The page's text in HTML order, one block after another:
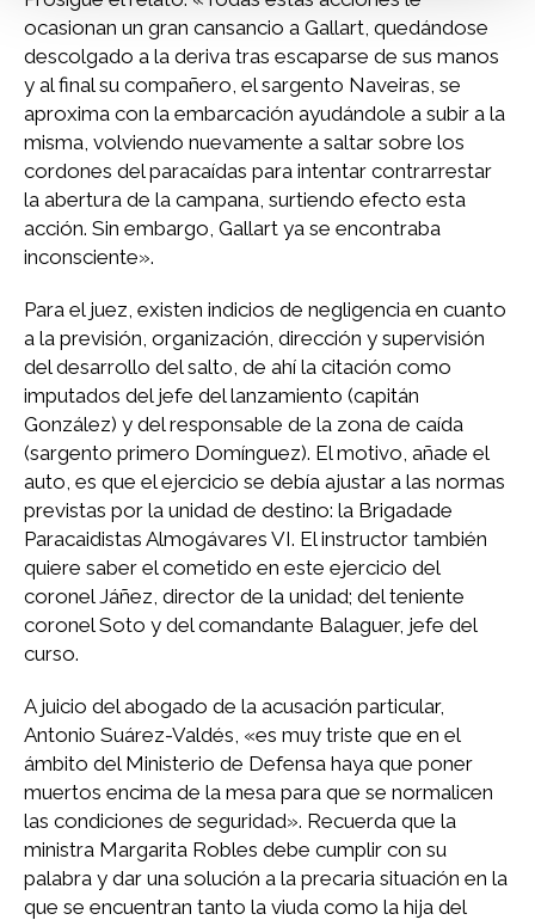
ocasionan un gran cansancio a Gallart, quedándose
descolgado a la deriva tras escaparse de sus manos
y al final su compañero, el sargento Naveiras, se
aproxima con la embarcación ayudándole a subir a la
misma, volviendo nuevamente a saltar sobre los
cordones del paracaídas para intentar contrarrestar
la abertura de la campana, surtiendo efecto esta
acción. Sin embargo, Gallart ya se encontraba
inconsciente».
Para el juez, existen indicios de negligencia en cuanto
a la previsión, organización, dirección y supervisión
del desarrollo del salto, de ahí la citación como
imputados del jefe del lanzamiento (capitán
González) y del responsable de la zona de caída
(sargento primero Domínguez). El motivo, añade el
auto, es que el ejercicio se debía ajustar a las normas
previstas por la unidad de destino: la Brigadade
Paracaidistas Almogávares VI. El instructor también
quiere saber el cometido en este ejercicio del
coronel Jáñez, director de la unidad; del teniente
coronel Soto y del comandante Balaguer, jefe del
curso.
A juicio del abogado de la acusación particular,
Antonio Suárez-Valdés, «es muy triste que en el
ámbito del Ministerio de Defensa haya que poner
muertos encima de la mesa para que se normalicen
las condiciones de seguridad». Recuerda que la
ministra Margarita Robles debe cumplir con su
palabra y dar una solución a la precaria situación en la
que se encuentran tanto la viuda como la hija del